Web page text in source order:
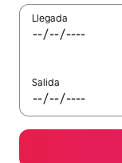
Llegada
Salida